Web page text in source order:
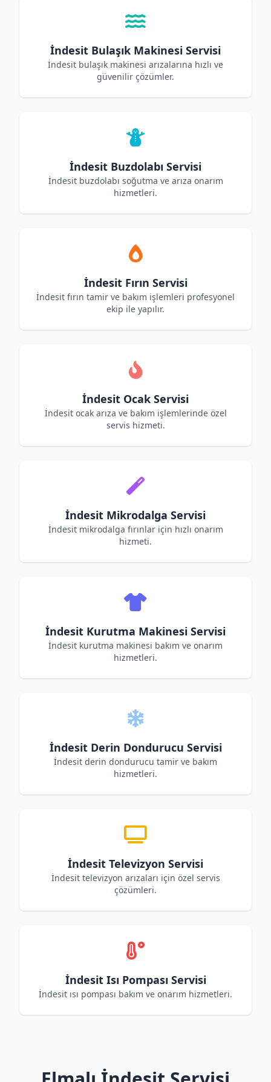
İndesit Bulaşık Makinesi Servisi
İndesit bulaşık makinesi arızalarına hızlı ve
güvenilir çözümler.
İndesit Buzdolabı Servisi
İndesit buzdolabı soğutma ve arıza onarım
hizmetleri.
İndesit Fırın Servisi
İndesit fırın tamir ve bakım işlemleri profesyonel
ekip ile yapılır.
İndesit Ocak Servisi
İndesit ocak arıza ve bakım işlemlerinde özel
servis hizmeti.
İndesit Mikrodalga Servisi
İndesit mikrodalga fırınlar için hızlı onarım
hizmeti.
İndesit Kurutma Makinesi Servisi
İndesit kurutma makinesi bakım ve onarım
hizmetleri.
İndesit Derin Dondurucu Servisi
İndesit derin dondurucu tamir ve bakım
hizmetleri.
İndesit Televizyon Servisi
İndesit televizyon arızaları için özel servis
çözümleri.
İndesit Isı Pompası Servisi
İndesit ısı pompası bakım ve onarım hizmetleri.